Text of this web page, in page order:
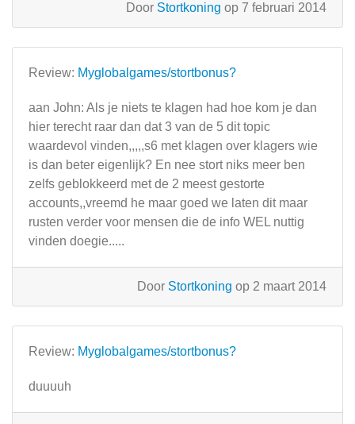
Door Stortkoning op 7 februari 2014
Review: Myglobalgames/stortbonus?
aan John: Als je niets te klagen had hoe kom je dan
hier terecht raar dan dat 3 van de 5 dit topic
waardevol vinden,,,,,s6 met klagen over klagers wie
is dan beter eigenlijk? En nee stort niks meer ben
zelfs geblokkeerd met de 2 meest gestorte
accounts,,vreemd he maar goed we laten dit maar
rusten verder voor mensen die de info WEL nuttig
vinden doegie.....
Door Stortkoning op 2 maart 2014
Review: Myglobalgames/stortbonus?
duuuuh